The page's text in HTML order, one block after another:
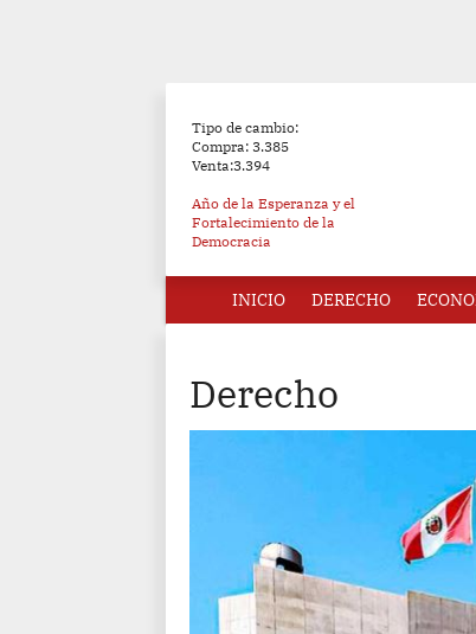
Tipo de cambio:
Compra: 3.385
Venta:3.394
Año de la Esperanza y el
Fortalecimiento de la
Democracia
INICIO DERECHO
Derecho